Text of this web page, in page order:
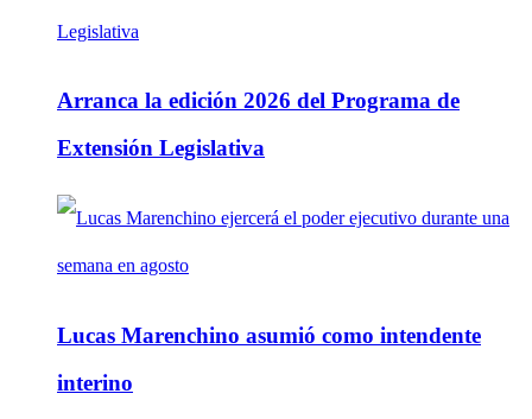
Arranca la edición 2026 del Programa de
Extensión Legislativa
Lucas Marenchino asumió como intendente
interino